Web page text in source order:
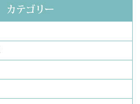
カテゴリー